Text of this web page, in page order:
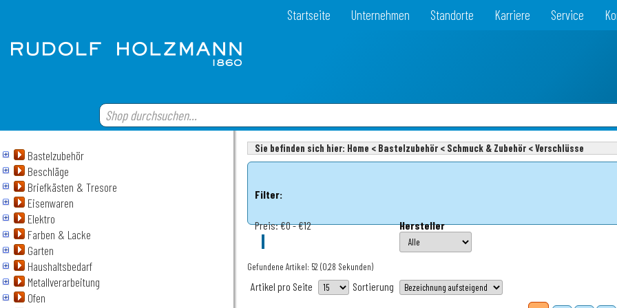
Startseite Unternehmen Standorte Karriere Service
Bastelzubehör
Beschläge
Briefkästen & Tresore
Eisenwaren
Elektro
Farben & Lacke
Garten
Haushaltsbedarf
Metallverarbeitung
Ofen
Sie befinden sich hier: Home < Bastelzubehör < Schmuck & Zubehör < Verschlüsse
Filter:
Preis:€0 - €12 Hersteller
Gefundene Artikel: 52(0,28 Sekunden)
Artikel pro Seite Sortierung